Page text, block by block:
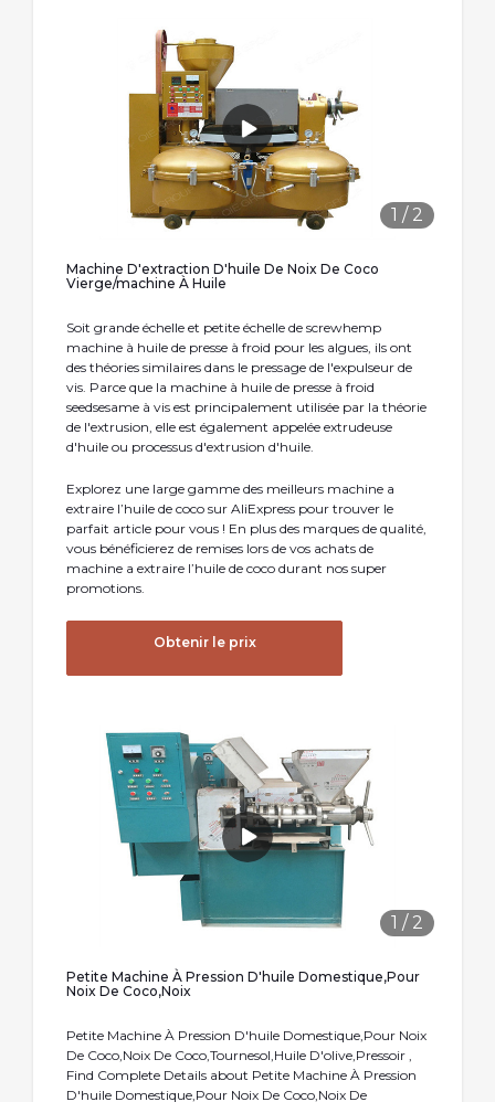
1 / 2
Machine D'extraction D'huile De Noix De Coco
Vierge/machine À Huile
Soit grande échelle et petite échelle de screwhemp
machine à huile de presse à froid pour les algues, ils ont
des théories similaires dans le pressage de l'expulseur de
vis. Parce que la machine à huile de presse à froid
seedsesame à vis est principalement utilisée par la théorie
de l'extrusion, elle est également appelée extrudeuse
d'huile ou processus d'extrusion d'huile.
Explorez une large gamme des meilleurs machine a
extraire l’huile de coco sur AliExpress pour trouver le
parfait article pour vous ! En plus des marques de qualité,
vous bénéficierez de remises lors de vos achats de
machine a extraire l’huile de coco durant nos super
promotions.
Obtenir le prix
1 / 2
Petite Machine À Pression D'huile Domestique,Pour
Noix De Coco,Noix
Petite Machine À Pression D'huile Domestique,Pour Noix
De Coco,Noix De Coco,Tournesol,Huile D'olive,Pressoir ,
Find Complete Details about Petite Machine À Pression
D'huile Domestique,Pour Noix De Coco,Noix De